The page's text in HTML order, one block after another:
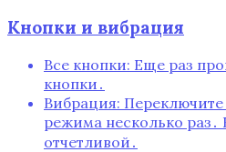
Кнопки и вибрация
Все кнопки: Еще раз
кнопки․
Вибрация: Переключите
режима несколько
отчетливой․